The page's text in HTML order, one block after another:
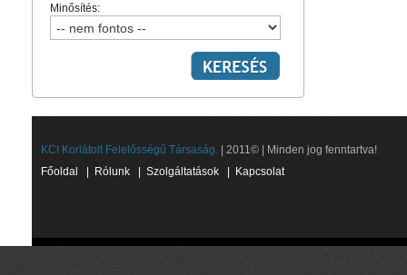
Minősítés:
KCI Korlátolt Felelősségű Társaság. | 2011© | Minden jog fenntartva!
Főoldal
Rólunk Szolgáltatások Kapcsolat